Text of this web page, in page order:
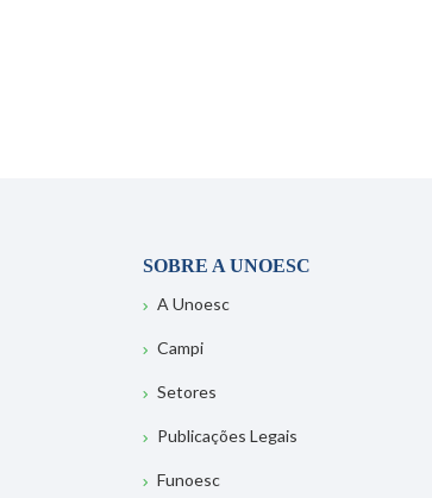
SOBRE A UNOESC
A Unoesc
Campi
Setores
Publicações Legais
Funoesc